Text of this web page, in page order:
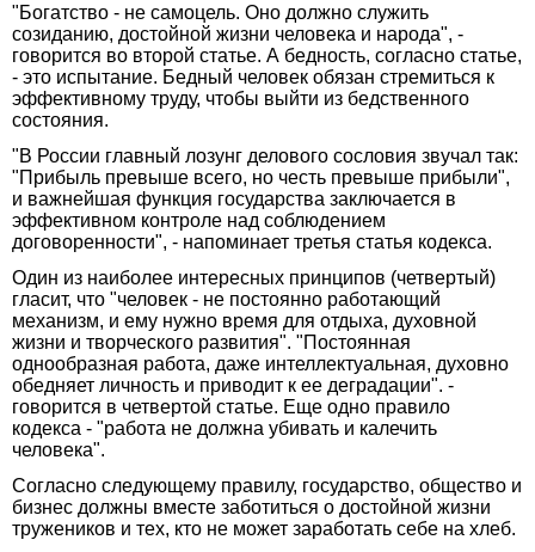
"Богатство - не самоцель. Оно должно служить
созиданию, достойной жизни человека и народа", -
говорится во второй статье. А бедность, согласно статье,
- это испытание. Бедный человек обязан стремиться к
эффективному труду, чтобы выйти из бедственного
состояния.
"В России главный лозунг делового сословия звучал так:
"Прибыль превыше всего, но честь превыше прибыли",
и важнейшая функция государства заключается в
эффективном контроле над соблюдением
договоренности", - напоминает третья статья кодекса.
Один из наиболее интересных принципов (четвертый)
гласит, что "человек - не постоянно работающий
механизм, и ему нужно время для отдыха, духовной
жизни и творческого развития". "Постоянная
однообразная работа, даже интеллектуальная, духовно
обедняет личность и приводит к ее деградации". -
говорится в четвертой статье. Еще одно правило
кодекса - "работа не должна убивать и калечить
человека".
Согласно следующему правилу, государство, общество и
бизнес должны вместе заботиться о достойной жизни
тружеников и тех, кто не может заработать себе на хлеб.